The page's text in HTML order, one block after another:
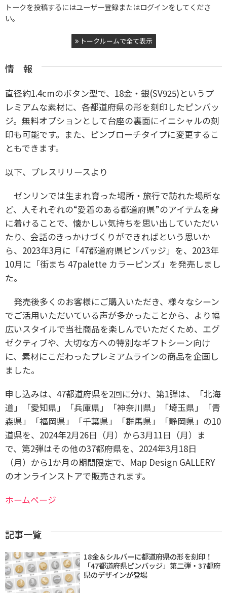
トークを投稿するにはユーザー登録またはログインをしてくださ
い。
トークルームで全て表示
情 報
直径約1.4cmのボタン型で、18金・銀(SV925)というプ
レミアムな素材に、各都道府県の形を刻印したピンバッ
ジ。無料オプションとして台座の裏面にイニシャルの刻
印も可能です。また、ピンブローチタイプに変更するこ
ともできます。
以下、プレスリリースより
ゼンリンでは生まれ育った場所・旅行で訪れた場所な
ど、人それぞれの“愛着のある都道府県”のアイテムを身
に着けることで、懐かしい気持ちを思い出していただい
たり、会話のきっかけづくりができればという思いか
ら、2023年3月に「47都道府県ピンバッジ」を、2023年
10月に「街まち 47palette カラーピンズ」を発売しまし
た。
発売後多くのお客様にご購入いただき、様々なシーン
でご活用いただいている声が多かったことから、より幅
広いスタイルで当社商品を楽しんでいただくため、エグ
ゼクティブや、大切な方への特別なギフトシーン向け
に、素材にこだわったプレミアムラインの商品を企画し
ました。
申し込みは、47都道府県を2回に分け、第1弾は、「北海
道」「愛知県」「兵庫県」「神奈川県」「埼玉県」「青
森県」「福岡県」「千葉県」「群馬県」「静岡県」の10
道県を、2024年2月26日（月）から3月11日（月）ま
で、第2弾はその他の37都府県を、2024年3月18日
（月）から1か月の期間限定で、Map Design GALLERY
のオンラインストアで販売されます。
ホームページ
記事一覧
18金＆シルバーに都道府県の形を刻印！
「47都道府県ピンバッジ」第二弾・37都府
県のデザインが登場